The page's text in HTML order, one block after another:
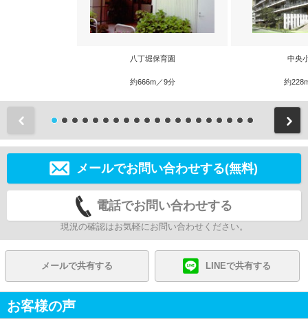
八丁堀保育園
約666m／9分
中央
約
メールでお問い合わせする(無料)
電話でお問い合わせする
現況の確認はお気軽にお問い合わせください。
メールで共有する LINEで共有する
お客様の声